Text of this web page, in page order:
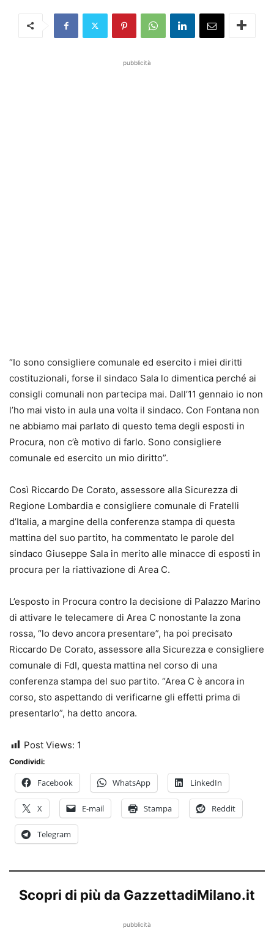
pubblicità
“Io sono consigliere comunale ed esercito i miei diritti
costituzionali, forse il sindaco Sala lo dimentica perché ai
consigli comunali non partecipa mai. Dall’11 gennaio io non
l’ho mai visto in aula una volta il sindaco. Con Fontana non
ne abbiamo mai parlato di questo tema degli esposti in
Procura, non c’è motivo di farlo. Sono consigliere
comunale ed esercito un mio diritto”.
Così Riccardo De Corato, assessore alla Sicurezza di
Regione Lombardia e consigliere comunale di Fratelli
d’Italia, a margine della conferenza stampa di questa
mattina del suo partito, ha commentato le parole del
sindaco Giuseppe Sala in merito alle minacce di esposti in
procura per la riattivazione di Area C.
L’esposto in Procura contro la decisione di Palazzo Marino
di attivare le telecamere di Area C nonostante la zona
rossa, “lo devo ancora presentare”, ha poi precisato
Riccardo De Corato, assessore alla Sicurezza e consigliere
comunale di FdI, questa mattina nel corso di una
conferenza stampa del suo partito. “Area C è ancora in
corso, sto aspettando di verificarne gli effetti prima di
presentarlo”, ha detto ancora.
Post Views: 1
Condividi:
Facebook WhatsApp LinkedIn
X E-mail Stampa Reddit
Telegram
Scopri di più da GazzettadiMilano.it
pubblicità